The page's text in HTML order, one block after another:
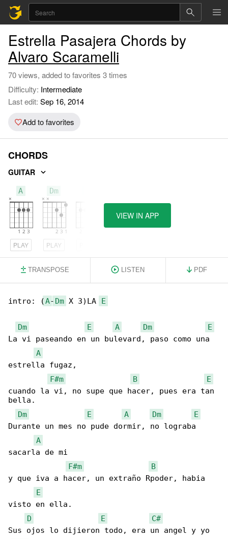
Estrella Pasajera Chords by
Alvaro Scaramelli
70 views, added to favorites 3 times
Difficulty: Intermediate
Last edit: Sep 16, 2014
Add to favorites
CHORDS
GUITAR
A
PLAY
Dm
PLAY
VIEW IN APP
TRANSPOSE LISTEN PDF
intro: (A- Dm X 3)LA E
Dm E A Dm
E
La vi paseando en un bulevard, paso como una
A
estrella fugaz,
F#m
B
E
cuando la vi, no supe que hacer, pues era tan
bella.
Dm
E A Dm
E
Durante un mes no pude dormir, no lograba
A
sacarla de mi
F#m
B
y que iva a hacer, un extraño Rpoder, habia
E
visto en ella.
D
E
C#
Sus ojos lo dijieron todo, era un angel y yo